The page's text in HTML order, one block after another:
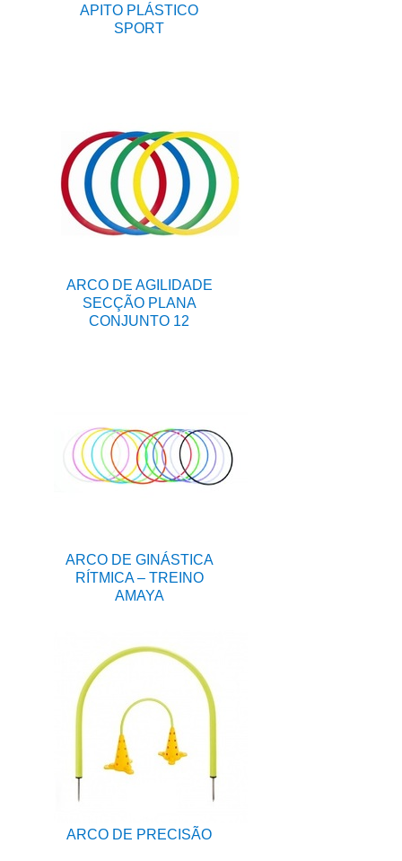
APITO PLÁSTICO
SPORT
ARCO DE AGILIDADE
SECÇÃO PLANA
CONJUNTO 12
ARCO DE GINÁSTICA
RÍTMICA – TREINO
AMAYA
ARCO DE PRECISÃO